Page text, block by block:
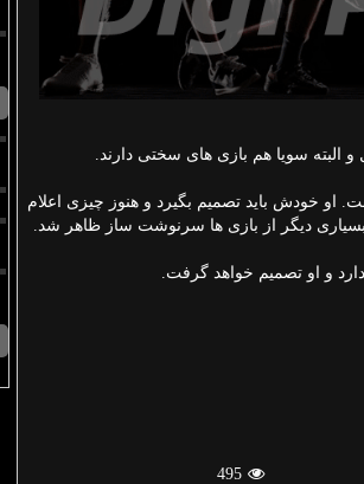
البته سویا هم بازی های سختی دارند.
خودش باید تصمیم بگیرد و هنوز چیزی اعلام
دیگر از بازی ها سرنوشت ساز ظاهر شد.
و او تصمیم خواهد گرفت.
495